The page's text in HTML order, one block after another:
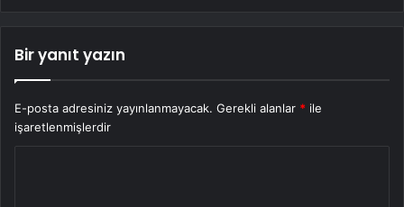
Bir yanıt yazın
E-posta adresiniz yayınlanmayacak. Gerekli alanlar * ile
işaretlenmişlerdir